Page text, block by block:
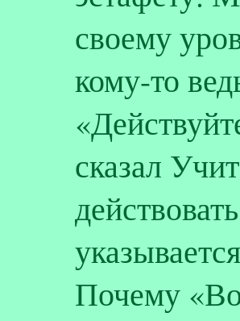
своему
кому-то
сказал
Почему